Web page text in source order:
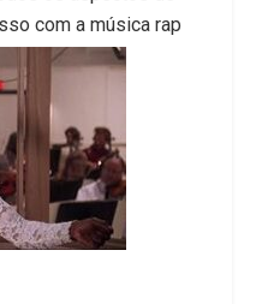
com a música rap